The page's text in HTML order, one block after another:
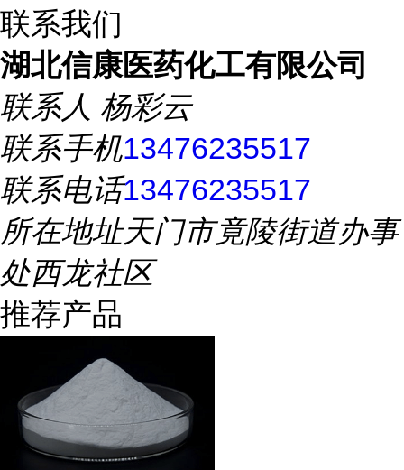
联系我们
湖北信康医药化工有限公司
联系人 杨彩云
联系手机13476235517
联系电话13476235517
所在地址天门市竟陵街道办事
处西龙社区
推荐产品